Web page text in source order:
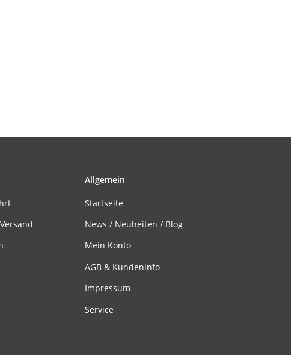
Allgemein
Startseite
News / Neuheiten / Blog
Mein Konto
AGB & Kundeninfo
Impressum
Service